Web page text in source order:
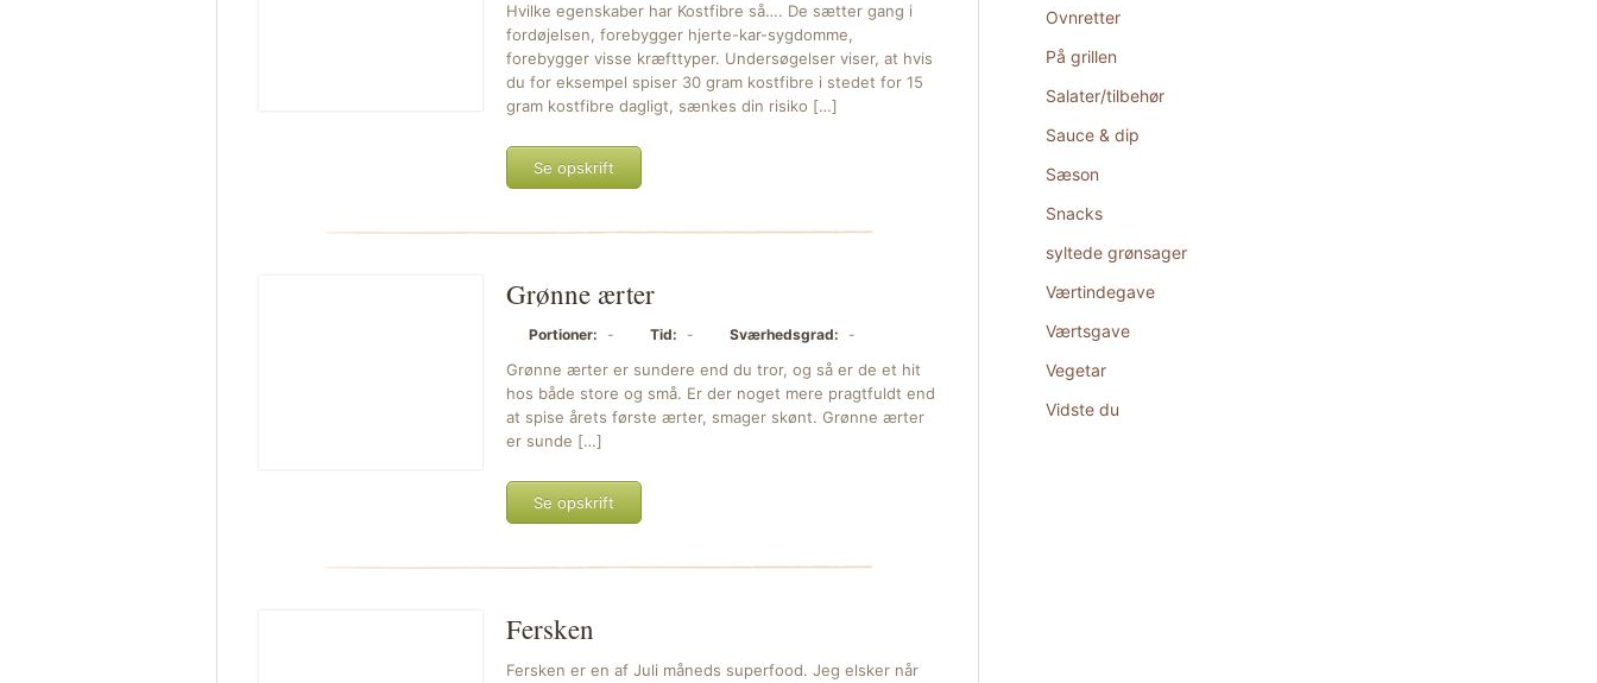
Hvilke egenskaber har Kostfibre så…. De sætter gang i
fordøjelsen, forebygger hjerte-kar-sygdomme,
forebygger visse kræfttyper. Undersøgelser viser, at hvis
du for eksempel spiser 30 gram kostfibre i stedet for 15
gram kostfibre dagligt, sænkes din risiko […]
Se opskrift
Grønne ærter
Portioner: - Tid: - Sværhedsgrad: -
Grønne ærter er sundere end du tror, og så er de et hit
hos både store og små. Er der noget mere pragtfuldt end
at spise årets første ærter, smager skønt. Grønne ærter
er sunde […]
Se opskrift
Fersken
Fersken er en af Juli måneds superfood. Jeg elsker når
Ovnretter
På grillen
Salater/tilbehør
Sauce & dip
Sæson
Snacks
syltede grønsager
Værtindegave
Værtsgave
Vegetar
Vidste du